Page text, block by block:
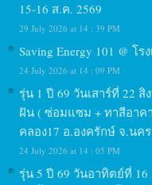
15-16 ส.ค. 2569
29 July 2026 at 14 : 39 PM
Saving Energy 101 @ โ
24 July 2026 at 14 : 09 PM
รุ่น 1 ปี 69 วันเสาร์ที่ 22
ฝัน ( ซ่อมแซม + ทาสีอาค
คลอง17 อ.องครักษ์ จ.นค
24 July 2026 at 14 : 05 PM
รุ่น 5 ปี 69 วันอาทิตย์ที่ 16